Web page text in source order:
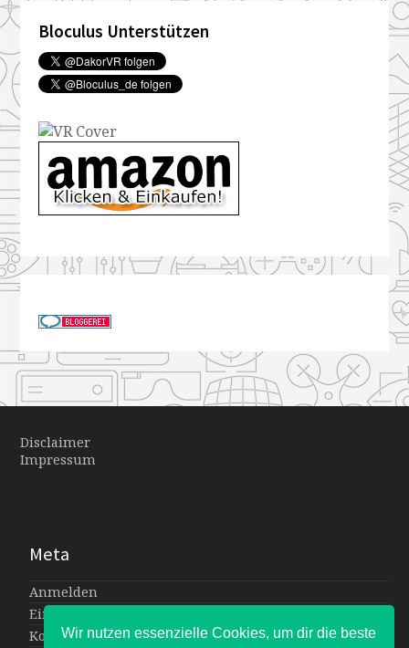
Bloculus Unterstützen
Disclaimer
Impressum
Meta
Anmelden
Eintrags-Feed
Kommentar-Feed
Wir nutzen essenzielle Cookies, um dir die beste